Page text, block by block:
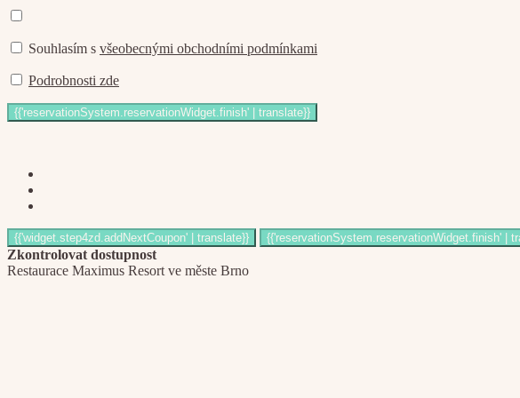
Souhlasím s všeobecnými obchodními podmínkami
Podrobnosti zde
Zkontrolovat dostupnost
Restaurace Maximus Resort ve měste Brno